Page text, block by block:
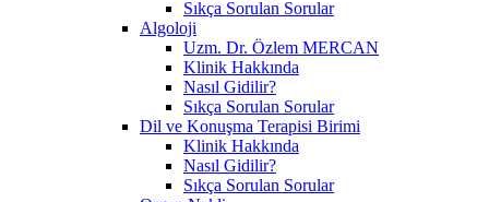
Sıkça Sorulan Sorular
Algoloji
Uzm. Dr. Özlem MERCAN
Klinik Hakkında
Nasıl Gidilir?
Sıkça Sorulan Sorular
Dil ve Konuşma Terapisi Birimi
Klinik Hakkında
Nasıl Gidilir?
Sıkça Sorulan Sorular